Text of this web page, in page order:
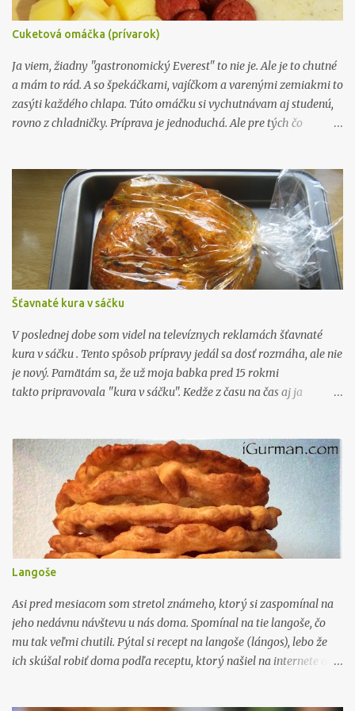
Cuketová omáčka (prívarok)
Ja viem, žiadny "gastronomický Everest" to nie je. Ale je to chutné
a mám to rád. A so špekáčkami, vajíčkom a varenými zemiakmi to
zasýti každého chlapa. Túto omáčku si vychutnávam aj studenú,
rovno z chladničky. Príprava je jednoduchá. Ale pre tých čo
nebudete vedieť čo s ňou, tak si pripravte cukinový prívarok. Čo
budeme potrebovať: cukina - cca. 1 kg cibuľa - 2 stredné kôpor -
1/2 viazaničky maslo - 50 g hladká múka - 50 g 3 dcl vody
mlieko 0,75 l smotana 33% - 0,25 l cukor, ocot (klasický náš), soľ,
čierne korenie, olej Postup: Cukínu očistíme, nakrájame a
vydlabeme jadierka. Potom ju nastrúhame na najväčšom
strúhadle. Cibuľu si očistíme, nakrájame na kocky a opražíme na
vodou, posolíme a dusíme cca. 15 minút. Posledné dve minúty
miešame ...
Šťavnaté kura v sáčku
V poslednej dobe som videl na televíznych reklamách šťavnaté
kura v sáčku . Tento spôsob prípravy jedál sa dosť rozmáha, ale nie
je nový. Pamätám sa, že už moja babka pred 15 rokmi
takto pripravovala "kura v sáčku". Kedže z času na čas aj ja
spôsobom je možné pripravovať nielen kura, ale aj rybu, zajaca,
zeleninu a všeličo iné. Môžete si samozrejme ešte spôsob prípravy
zjednodušiť a urýchliť tým že si kúpite rovno hotovú zmes od
známeho výrobcu - Šťavnaté kura. Alebo si spravíte vlastnú zmes
korenia a zeleniny, ktorú použijete. Sáčky na pečenie si kúpite v
nejakom hypermarkete za cenu okolo 1,70€ , čo nie je až tak veľa.
Ja som si pripravil soľ, petržlenovú vňať, čierne korenie, červenú
papriku sladkú, zázvor, cesnak, medovku , cibuľku, olivový olej,
šampiňóny . Bylinky, koreni...
Langoše
Asi pred mesiacom som stretol známeho, ktorý si zaspomínal na
jeho nedávnu návštevu u nás doma. Spomínal na tie langoše, čo
mu tak veľmi chutili. Pýtal si recept na langoše (lángos), lebo že
ich skúšal robiť doma podľa receptu, ktorý našiel na internete a